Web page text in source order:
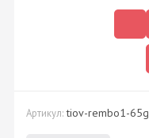
Артикул: tiov-rembo1-65g